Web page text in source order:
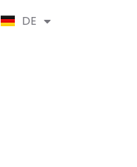
DE
EN